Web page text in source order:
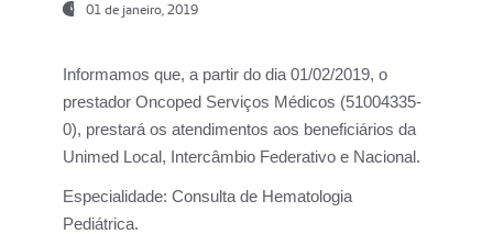
01 de janeiro, 2019
Informamos que, a partir do dia 01/02/2019, o
prestador Oncoped Serviços Médicos (51004335-
0), prestará os atendimentos aos beneficiários da
Unimed Local, Intercâmbio Federativo e Nacional.
Especialidade: Consulta de Hematologia
Pediátrica.